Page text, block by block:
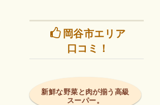
岡谷市エリア
口コミ！
新鮮な野菜と肉が揃う高級
スーパー。